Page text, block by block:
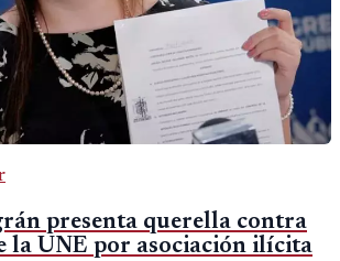
presenta querella contra
la UNE por asociación ilícita